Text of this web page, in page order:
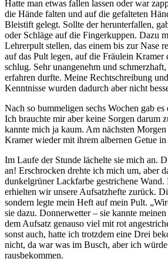
Hatte man etwas fallen lassen oder war
die Hände falten und auf die gefalteten
Bleistift gelegt. Sollte der herunterfallen,
oder Schläge auf die Fingerkuppen. Dazu
Lehrerpult stellen, das einem bis zur Nase
auf das Pult legen, auf die Fräulein Kramer
schlug. Sehr unangenehm und
erfahren durfte. Meine Rechtschreibung
Kenntnisse wurden dadurch aber nicht
Nach so bummeligen sechs Wochen gab es
Ich brauchte mir aber keine Sorgen darum
kannte mich ja kaum. Am nächsten
Kramer wieder mit ihrem albernen Getue in
Im Laufe der Stunde lächelte sie mich an.
an! Erschrocken drehte ich mich um, aber
dunkelgrüner Lackfarbe gestrichene Wand.
erhielten wir unsere Aufsatzhefte zurück.
sondern legte mein Heft auf mein Pult.
sie dazu. Donnerwetter – sie kannte
dem Aufsatz genauso viel mit rot
sonst auch, hatte ich trotzdem eine Drei
nicht, da war was im Busch, aber ich würde
rausbekommen.